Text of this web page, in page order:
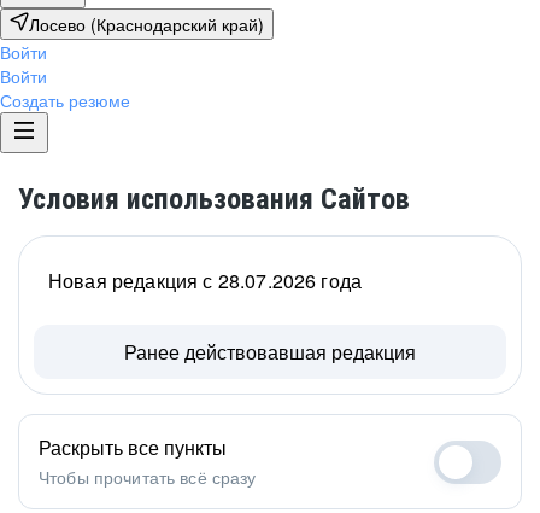
Лосево (Краснодарский край)
Войти
Войти
Создать резюме
Условия использования Сайтов
Новая редакция с 28.07.2026 года
Ранее действовавшая редакция
Раскрыть все пункты
Чтобы прочитать всё сразу